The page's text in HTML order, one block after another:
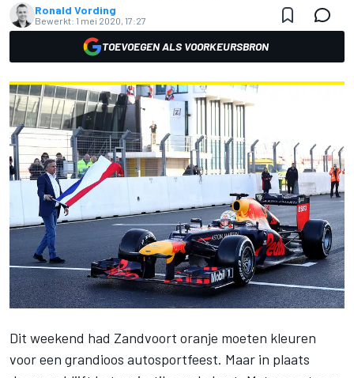
Ronald Vording
Bewerkt: 1 mei 2020, 17:27
TOEVOEGEN ALS VOORKEURSBRON
Dit weekend had Zandvoort oranje moeten kleuren
voor een grandioos autosportfeest. Maar in plaats